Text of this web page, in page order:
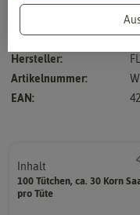
Ein Lückenfüller aber
Hersteller:
Artikelnummer:
EAN:
Inhalt
100 Tütchen, ca. 30 Korn
pro Tüte
Wie viel ist enthalten